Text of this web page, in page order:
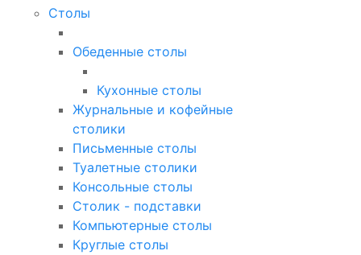
Столы
Обеденные столы
Кухонные столы
Журнальные и кофейные
столики
Письменные столы
Туалетные столики
Консольные столы
Столик - подставки
Компьютерные столы
Круглые столы